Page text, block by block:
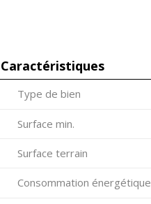
Caractéristiques
Type de bien
Surface min.
Surface terrain
Consommation énergétique